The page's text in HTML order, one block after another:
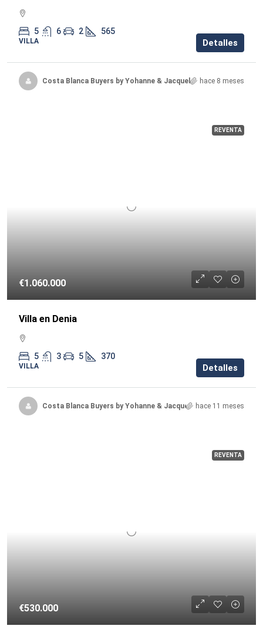
5 6 2 565
VILLA Detalles
Costa Blanca Buyers by Yohanne & Jacqueline hace 8 meses
REVENTA
€1.060.000
Villa en Denia
5 3 5 370
VILLA Detalles
Costa Blanca Buyers by Yohanne & Jacquelinehace 11 meses
REVENTA
€530.000